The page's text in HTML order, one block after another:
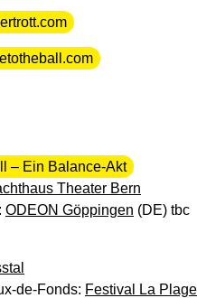
– Ein Balance-Akt
Theater Bern
ODEON Göppingen (DE) tbc
de-Fonds: Festival La